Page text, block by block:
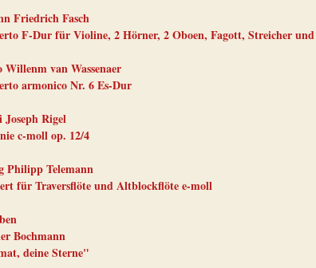
Friedrich Fasch
F-Dur für Violine, 2 Hörner, 2 Oboen, Fagott, Streicher und
Willenm van Wassenaer
armonico Nr. 6 Es-Dur
Joseph Rigel
c-moll op. 12/4
Philipp Telemann
für Traversflöte und Altblockflöte e-moll
Bochmann
deine Sterne"